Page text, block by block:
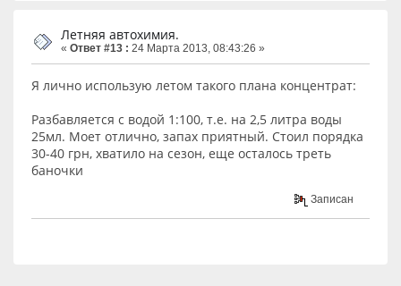
Летняя автохимия.
« Ответ #13 : 24 Марта 2013, 08:43:26 »
Я лично использую летом такого плана концентрат:
Разбавляется с водой 1:100, т.е. на 2,5 литра воды
25мл. Моет отлично, запах приятный. Стоил порядка
30-40 грн, хватило на сезон, еще осталось треть
баночки
Записан